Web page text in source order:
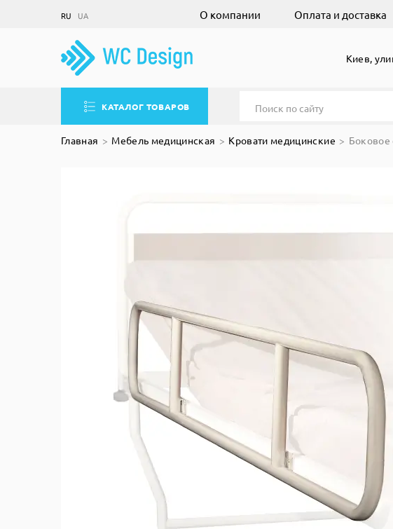
RU UA О компании Оплата и доставка
Киев,
КАТАЛОГ ТОВАРОВ
Главная Мебель медицинская Кровати медицинские Боковое